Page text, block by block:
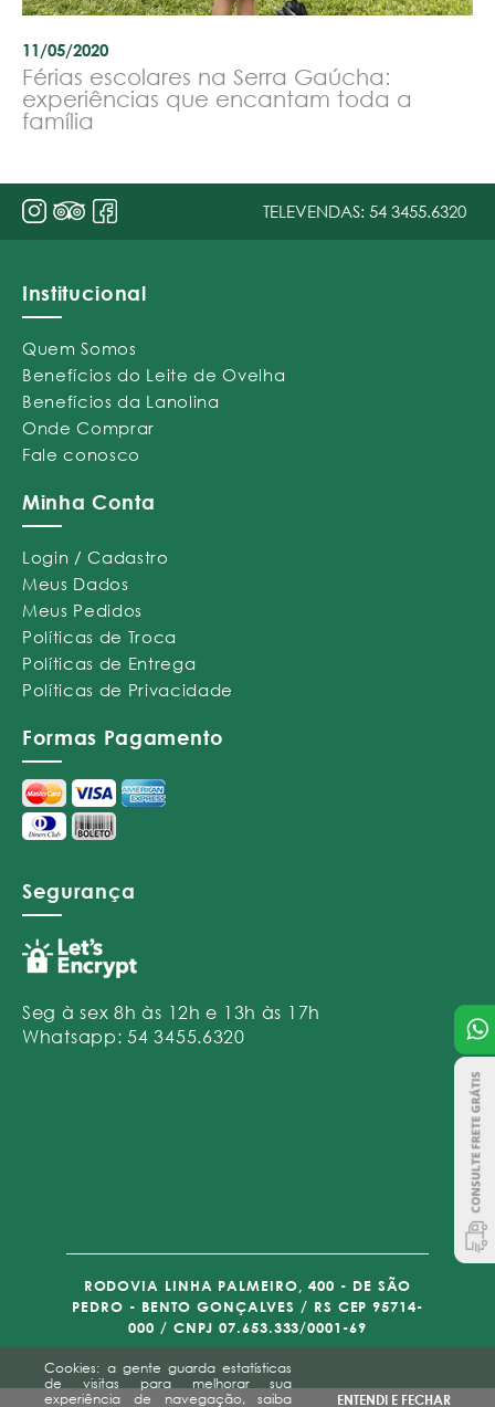
11/05/2020
Férias escolares na Serra Gaúcha:
experiências que encantam toda a
família
TELEVENDAS: 54 3455.6320
Institucional
Quem Somos
Benefícios do Leite de Ovelha
Benefícios da Lanolina
Onde Comprar
Fale conosco
Minha Conta
Login / Cadastro
Meus Dados
Meus Pedidos
Políticas de Troca
Políticas de Entrega
Políticas de Privacidade
Formas Pagamento
Segurança
Seg à sex 8h às 12h e 13h às 17h
Whatsapp: 54 3455.6320
RODOVIA LINHA PALMEIRO, 400 - DE SÃO
PEDRO - BENTO GONÇALVES / RS CEP 95714-
000 / CNPJ 07.653.333/0001-69
Cookies: a gente guarda estatísticas
de visitas para melhorar sua
experiência de navegação, saiba
ENTENDI E FECHAR